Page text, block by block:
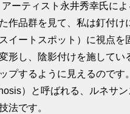
ーティスト永井秀幸氏に
作品群を見て、私は釘付け
イートスポット）に視点を
形し、陰影付けを施してい
プするように見えるので
）と呼ばれる、ルネサ
法です。